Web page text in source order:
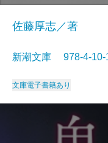
佐藤厚志／著
新潮文庫 978-4-
文庫電子書籍あり